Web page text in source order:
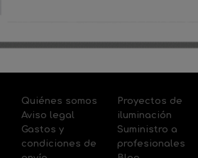
Quiénes somos
Aviso legal
Gastos y
condiciones de
Proyectos de
iluminación
Suministro a
profesionales